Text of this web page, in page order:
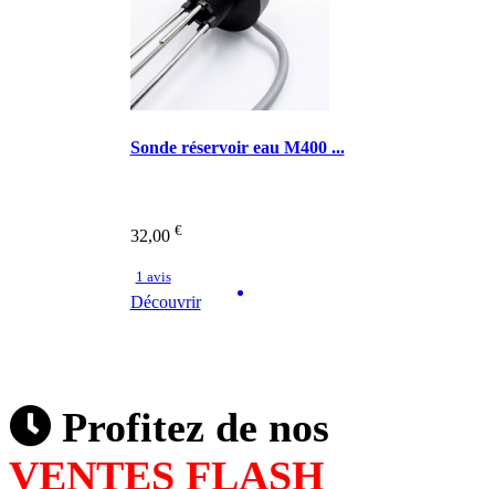
Sonde réservoir eau M400 ...
32,00 €
1 avis
Découvrir
Profitez de nos
VENTES FLASH